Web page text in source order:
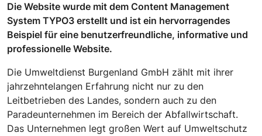
Die Website wurde mit dem Content Management
System TYPO3 erstellt und ist ein hervorragendes
Beispiel für eine benutzerfreundliche, informative und
professionelle Website.
Die Umweltdienst Burgenland GmbH zählt mit ihrer
jahrzehntelangen Erfahrung nicht nur zu den
Leitbetrieben des Landes, sondern auch zu den
Paradeunternehmen im Bereich der Abfallwirtschaft.
Das Unternehmen legt großen Wert auf Umweltschutz